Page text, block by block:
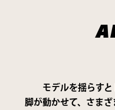
モデルを揺らす
脚が動かせて、さま